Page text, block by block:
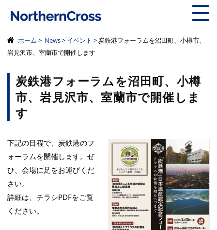
株式会社ノーザン
ホーム > News> イベント > 炭鉄港フォーラムを沼田町、小樽市、
岩見沢市、室蘭市で開催します
炭鉄港フォーラムを沼田町、小樽
市、岩見沢市、室蘭市で開催しま
す
下記の日程で、炭鉄港のフ
ォーラムを開催します。ぜ
ひ、会場に足をお運びくだ
さい。
詳細は、チラシPDFをご覧
ください。